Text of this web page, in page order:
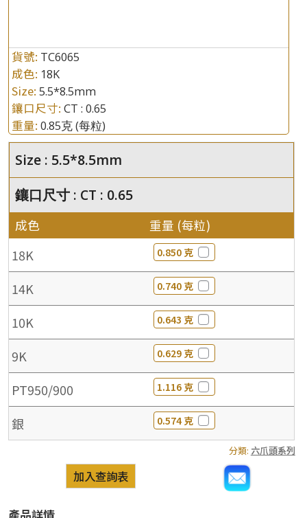
貨號: TC6065
成色: 18K
Size: 5.5*8.5mm
鑲口尺寸: CT : 0.65
重量: 0.85克(每粒)
Size : 5.5*8.5mm
鑲口尺寸 : CT : 0.65
成色 重量 (每粒)
18K 0.850 克
14K 0.740 克
10K 0.643 克
9K 0.629 克
PT950/900 1.116 克
銀 0.574 克
分類: 六爪頭系列
加入查詢表
產品詳情